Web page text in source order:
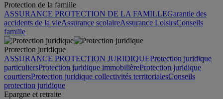
Protection de la famille
ASSURANCE PROTECTION DE LA FAMILLEGarantie des
accidents de la vieAssurance scolaireAssurance LoisirsConseils
famille
Protection juridique
ASSURANCE PROTECTION JURIDIQUEProtection juridique
particuliersProtection juridique immobilièreProtection juridique
courtiersProtection juridique collectivités territorialesConseils
protection juridique
Epargne et retraite